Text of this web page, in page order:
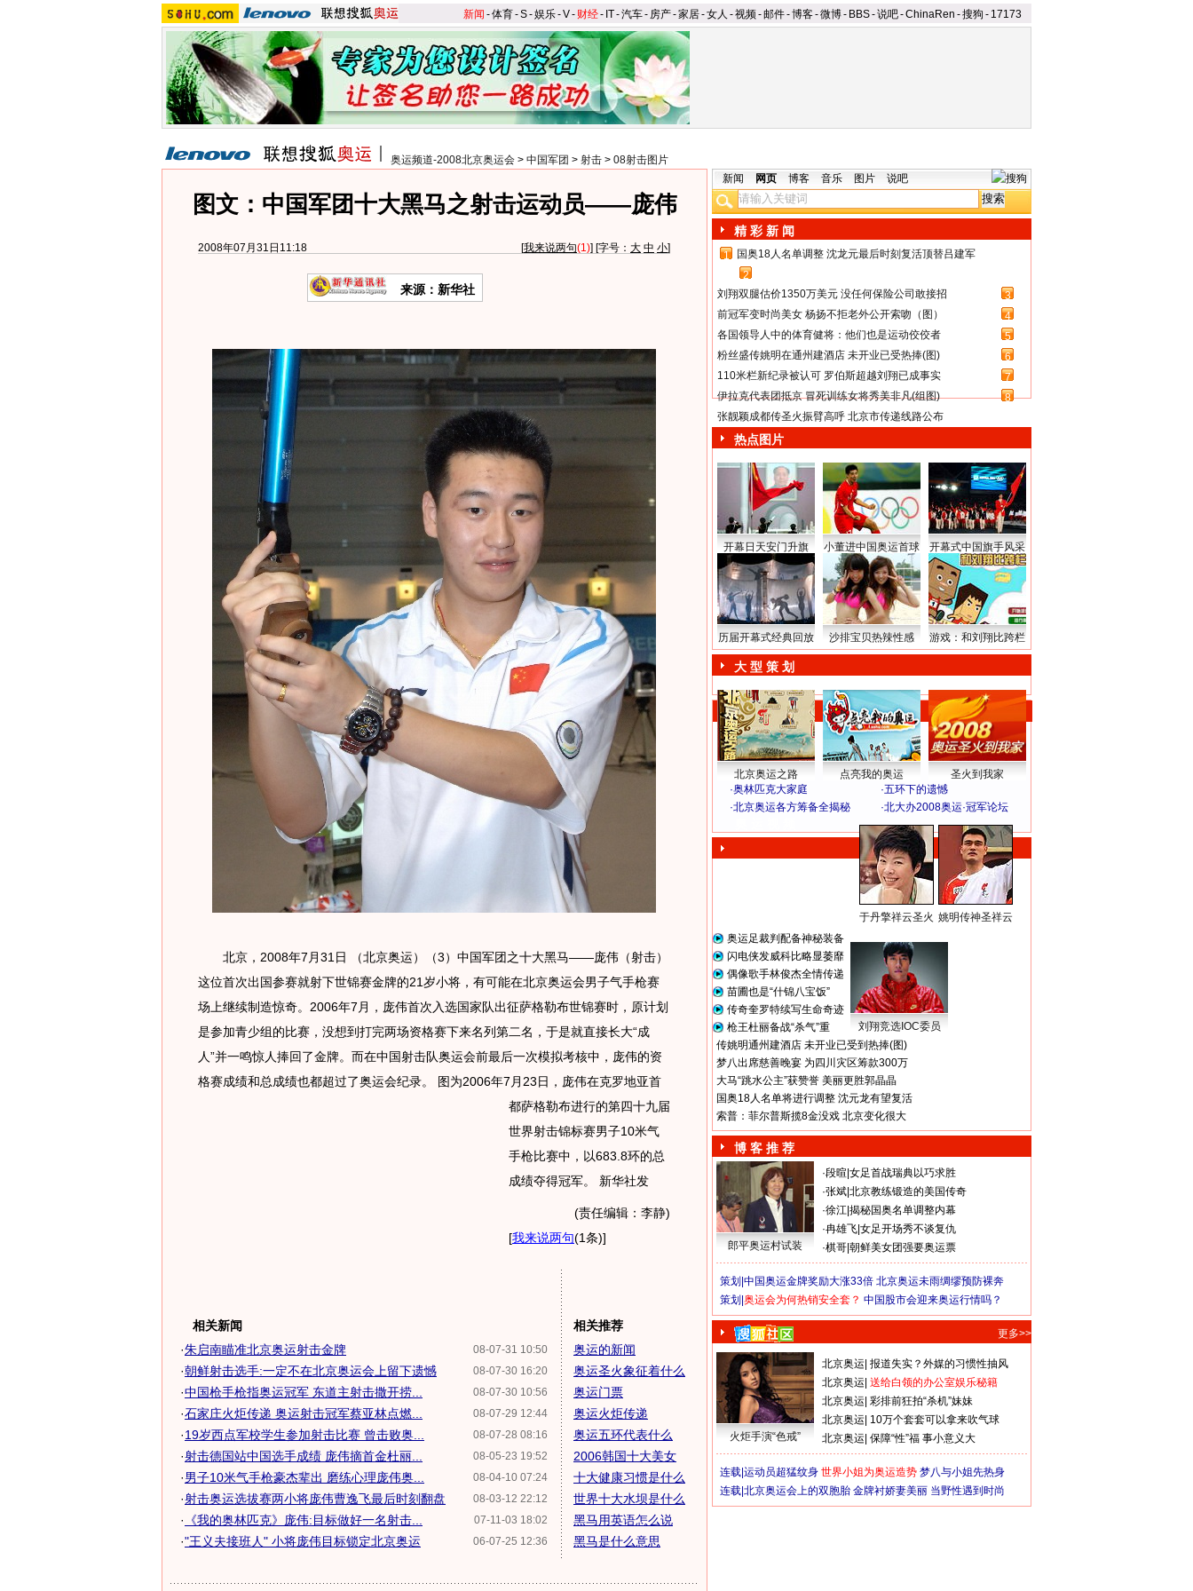
新闻 -体育-S-娱乐-V- 财经- IT-汽车- 房产-家居-女人 -视频-邮件-博客-微博- BBS-说吧-ChinaRen -搜狗 - 17173
奥运频道-2008北京奥运会 > 中国军团 > 射击 > 08射击图片
图文：中国军团十大黑马之射击运动员——庞伟
2008年07月31日11:18 [我来说两句(1)] [字号： 大 中 小]
来源：新华社
北京，2008年7月31日 （北京奥运）（3）中国军团之十大黑马——庞伟（射击）
这位首次出国参赛就射下世锦赛金牌的21岁小将，有可能在北京奥运会男子气手枪赛
场上继续制造惊奇。2006年7月，庞伟首次入选国家队出征萨格勒布世锦赛时，原计划
是参加青少组的比赛，没想到打完两场资格赛下来名列第二名，于是就直接长大“成
人”并一鸣惊人捧回了金牌。而在中国射击队奥运会前最后一次模拟考核中，庞伟的资
格赛成绩和总成绩也都超过了奥运会纪录。
图为2006年7月23日，庞伟在克罗地亚首
都萨格勒布进行的第四十九届
世界射击锦标赛男子10米气
手枪比赛中，以683.8环的总
成绩夺得冠军。 新华社发
(责任编辑：李静)
[我来说两句(1条)]
相关新闻
08-07-31 10:50
·朱启南瞄准北京奥运射击金牌
08-07-30 16:20
·朝鲜射击选手:一定不在北京奥运会上留下遗憾
08-07-30 10:56
·中国枪手枪指奥运冠军 东道主射击撒开捞...
08-07-29 12:44
·石家庄火炬传递 奥运射击冠军蔡亚林点燃...
08-07-28 08:16
·19岁西点军校学生参加射击比赛 曾击败奥...
08-05-23 19:52
·射击德国站中国选手成绩 庞伟摘首金杜丽...
08-04-10 07:24
·男子10米气手枪豪杰辈出 磨练心理庞伟奥...
08-03-12 22:12
·射击奥运选拔赛两小将庞伟曹逸飞最后时刻翻盘
07-11-03 18:02
· 《我的奥林匹克》庞伟:目标做好一名射击...
06-07-25 12:36
·"王义夫接班人" 小将庞伟目标锁定北京奥运
相关推荐
奥运的新闻
奥运圣火象征着什么
奥运门票
奥运火炬传递
奥运五环代表什么
2006韩国十大美女
十大健康习惯是什么
世界十大水坝是什么
黑马用英语怎么说
黑马是什么意思
新闻 网页 博客 音乐 图片 说吧
精 彩 新 闻
1
国奥18人名单调整 沈龙元最后时刻复活顶替吕建军
2
刘翔双腿估价1350万美元 没任何保险公司敢接招
3
前冠军变时尚美女 杨扬不拒老外公开索吻（图）
4
各国领导人中的体育健将：他们也是运动佼佼者
5
粉丝盛传姚明在通州建酒店 未开业已受热捧(图)
6
110米栏新纪录被认可 罗伯斯超越刘翔已成事实
7
伊拉克代表团抵京 冒死训练女将秀美非凡(组图)
8
张靓颖成都传圣火振臂高呼 北京市传递线路公布
热点图片
开幕日天安门升旗 小董进中国奥运首球 开幕式中国旗手风采
历届开幕式经典回放 沙排宝贝热辣性感 游戏：和刘翔比跨栏
大 型 策 划
北京奥运之路 点亮我的奥运
圣火到我家
·奥林匹克大家庭 ·五环下的遗憾
·北京奥运各方筹备全揭秘 ·北大办2008奥运·冠军论坛
于丹擎祥云圣火 姚明传神圣祥云
奥运足裁判配备神秘装备
闪电侠发威科比略显萎靡
偶像歌手林俊杰全情传递
苗圃也是“什锦八宝饭”
传奇奎罗特续写生命奇迹
枪王杜丽备战“杀气”重
刘翔竞选IOC委员
传姚明通州建酒店 未开业已受到热捧(图)
梦八出席慈善晚宴 为四川灾区筹款300万
大马“跳水公主”获赞誉 美丽更胜郭晶晶
国奥18人名单将进行调整 沈元龙有望复活
索普：菲尔普斯揽8金没戏 北京变化很大
博 客 推 荐
郎平奥运村试装
·段暄 女足首战瑞典以巧求胜
·张斌 北京教练锻造的美国传奇
·徐江 揭秘国奥名单调整内幕
·冉雄飞 女足开场秀不谈复仇
·棋哥 朝鲜美女团强要奥运票
策划| 中国奥运金牌奖励大涨33倍 北京奥运未雨绸缪预防裸奔
策划| 奥运会为何热销安全套？ 中国股市会迎来奥运行情吗？
更多>>
火炬手演“色戒”
北京奥运 报道失实？外媒的习惯性抽风
北京奥运 送给白领的办公室娱乐秘籍
北京奥运 彩排前狂拍“杀机”妹妹
北京奥运 10万个套套可以拿来吹气球
北京奥运 保障“性”福 事小意义大
连载| 运动员超猛纹身 世界小姐为奥运造势 梦八与小姐先热身
连载| 北京奥运会上的双胞胎 金牌衬娇妻美丽 当野性遇到时尚